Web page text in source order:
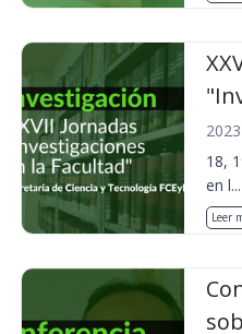
18,
en l...
Leer